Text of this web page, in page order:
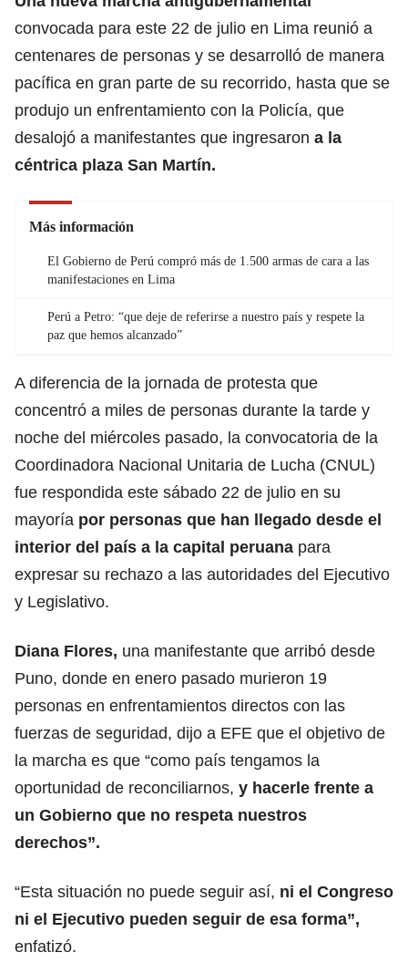
convocada para este 22 de julio en Lima reunió a
centenares de personas y se desarrolló de manera
pacífica en gran parte de su recorrido, hasta que se
produjo un enfrentamiento con la Policía, que
desalojó a manifestantes que ingresaron a la
céntrica plaza San Martín.
Más información
El Gobierno de Perú compró más de 1.500 armas de cara a las
manifestaciones en Lima
Perú a Petro: “que deje de referirse a nuestro país y respete la
paz que hemos alcanzado”
A diferencia de la jornada de protesta que
concentró a miles de personas durante la tarde y
noche del miércoles pasado, la convocatoria de la
Coordinadora Nacional Unitaria de Lucha (CNUL)
fue respondida este sábado 22 de julio en su
mayoría por personas que han llegado desde el
interior del país a la capital peruana para
expresar su rechazo a las autoridades del Ejecutivo
y Legislativo.
Diana Flores, una manifestante que arribó desde
Puno, donde en enero pasado murieron 19
personas en enfrentamientos directos con las
fuerzas de seguridad, dijo a EFE que el objetivo de
la marcha es que “como país tengamos la
oportunidad de reconciliarnos, y hacerle frente a
un Gobierno que no respeta nuestros
derechos”.
“Esta situación no puede seguir así, ni el Congreso
ni el Ejecutivo pueden seguir de esa forma”,
enfatizó.